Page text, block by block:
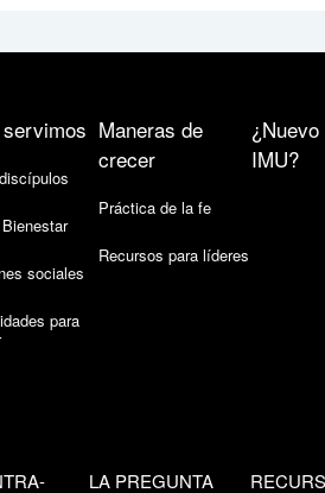
sociales
para
Maneras de
crecer
Práctica de la fe
Recursos para líderes
IMU?
LA PREGUNTA